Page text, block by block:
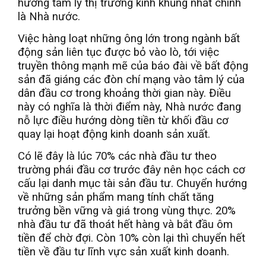
hướng tâm lý thị trường kinh khủng nhất chính
là Nhà nước.
Việc hàng loạt những ông lớn trong ngành bất
động sản liên tục được bỏ vào lò, tới việc
truyền thông mạnh mẽ của báo đài về bất động
sản đã giáng các đòn chí mạng vào tâm lý của
dân đầu cơ trong khoảng thời gian này. Điều
này có nghĩa là thời điểm này, Nhà nước đang
nỗ lực điều hướng dòng tiền từ khối đầu cơ
quay lại hoạt động kinh doanh sản xuất.
Có lẽ đây là lúc 70% các nhà đầu tư theo
trường phái đầu cơ trước đây nên học cách cơ
cấu lại danh mục tài sản đầu tư. Chuyển hướng
về những sản phẩm mang tính chất tăng
trưởng bền vững và giá trong vùng thực. 20%
nhà đầu tư đã thoát hết hàng và bắt đầu ôm
tiền để chờ đợi. Còn 10% còn lại thì chuyển hết
tiền về đầu tư lĩnh vực sản xuất kinh doanh.